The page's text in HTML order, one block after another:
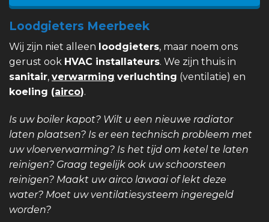
Loodgieters Meerbeek
Wij zijn niet alleen loodgieters, maar noem ons
gerust ook HVAC installateurs. We zijn thuis in
sanitair, verwarming verluchting (ventilatie) en
koeling (airco).
Is uw boiler kapot? Wilt u een nieuwe radiator
laten plaatsen? Is er een technisch probleem met
uw vloerverwarming? Is het tijd om ketel te laten
reinigen? Graag tegelijk ook uw schoorsteen
reinigen? Maakt uw airco lawaai of lekt deze
water? Moet uw ventilatiesysteem ingeregeld
worden?